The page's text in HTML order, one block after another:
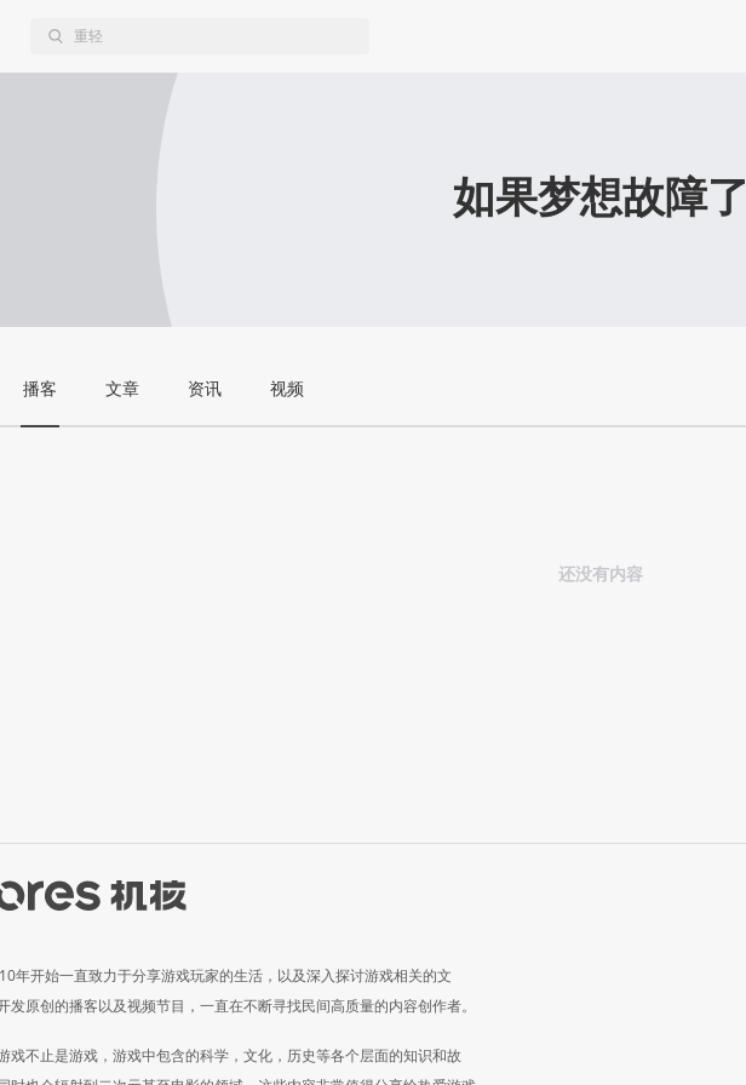
如果梦想故障了
播客 文章 资讯 视频
还没有内容
年开始一直致力于分享游戏玩家的生活，以及深入探讨游戏相关的文
发原创的播客以及视频节目，一直在不断寻找民间高质量的内容创作者。
戏不止是游戏，游戏中包含的科学，文化，历史等各个层面的知识和故